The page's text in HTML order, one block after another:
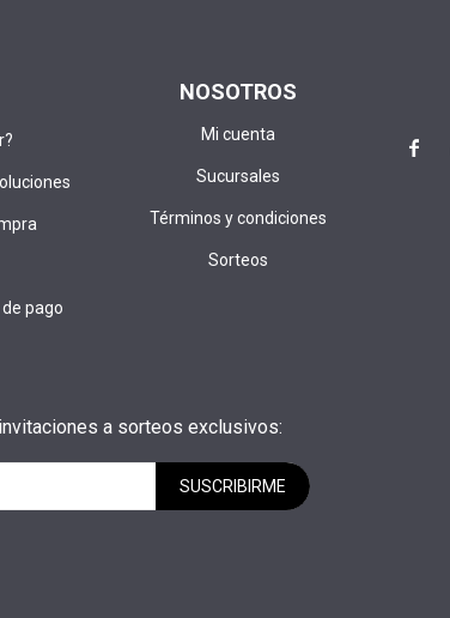
pago
NOSOTROS
Mi cuenta
Sucursales
Términos y condiciones
Sorteos
a sorteos exclusivos:
SUSCRIBIRME
